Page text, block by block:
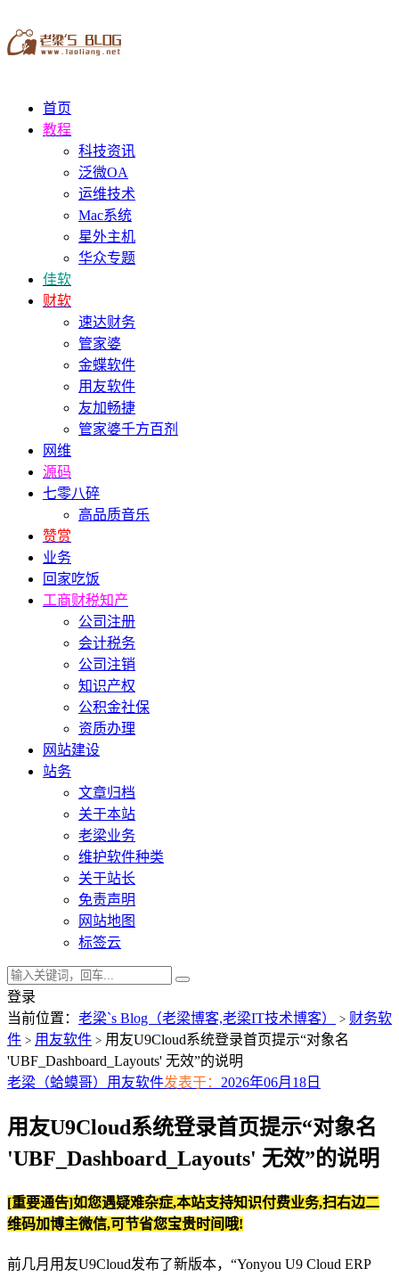
首页
教程
科技资讯
泛微OA
运维技术
Mac系统
星外主机
华众专题
佳软
财软
速达财务
管家婆
金蝶软件
用友软件
友加畅捷
管家婆千方百剂
网维
源码
七零八碎
高品质音乐
赞赏
业务
回家吃饭
工商财税知产
公司注册
会计税务
公司注销
知识产权
公积金社保
资质办理
网站建设
站务
文章归档
关于本站
老梁业务
维护软件种类
关于站长
免责声明
网站地图
标签云
登录
当前位置： 老梁`s Blog（老梁博客,老梁IT技术博客） > 财务软
件 > 用友软件 > 用友U9Cloud系统登录首页提示“对象名
'UBF_Dashboard_Layouts' 无效”的说明
老梁（蛤蟆哥） 用友软件发表于： 2026年06月18日
用友U9Cloud系统登录首页提示“对象名
'UBF_Dashboard_Layouts' 无效”的说明
[重要通告]如您遇疑难杂症,本站支持知识付费业务,扫右边二
维码加博主微信,可节省您宝贵时间哦!
前几月用友U9Cloud发布了新版本，“Yonyou U9 Cloud ERP